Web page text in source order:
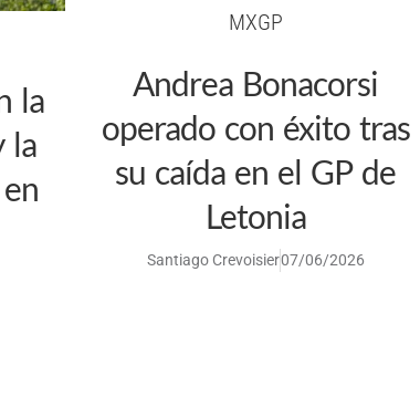
la
la
MXGP
Andrea Bonacorsi
operado con éxito tras
su caída en el GP de
Letonia
Santiago Crevoisier07/06/2026